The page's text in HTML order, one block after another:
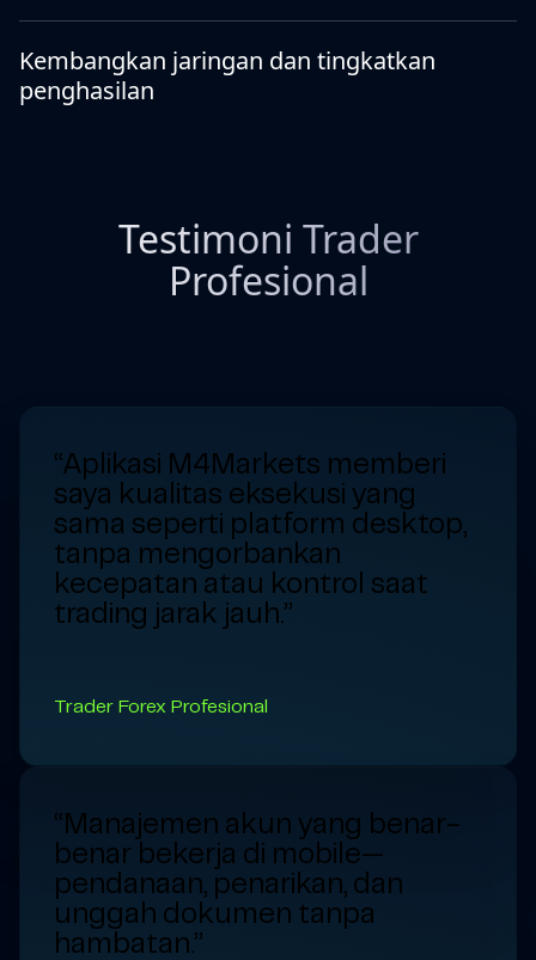
Kembangkan jaringan dan tingkatkan
penghasilan
Testimoni Trader
Profesional
“Aplikasi M4Markets memberi
saya kualitas eksekusi yang
sama seperti platform desktop,
tanpa mengorbankan
kecepatan atau kontrol saat
trading jarak jauh.”
Trader Forex Profesional
“Manajemen akun yang benar-
benar bekerja di mobile—
pendanaan, penarikan, dan
unggah dokumen tanpa
hambatan.”